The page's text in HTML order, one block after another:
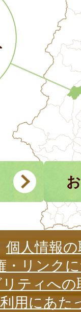
個人情報
・リンク
ティへの
用にあた